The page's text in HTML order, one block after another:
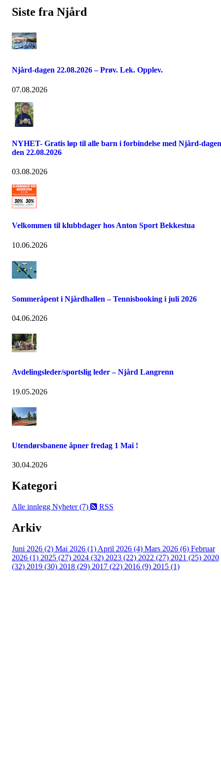
Siste fra Njård
Njård-dagen 22.08.2026 – Prøv. Lek. Opplev.
07.08.2026
NYHET- Gratis løp til alle barn i forbindelse med Njård-dagen
den 22.08.2026
03.08.2026
Velkommen til klubbdager hos Anton Sport Bekkestua
10.06.2026
Sommeråpent i Njårdhallen – Tennisbooking i juli 2026
04.06.2026
Avdelingsleder/sportslig leder – Njård Langrenn
19.05.2026
Utendørsbanene åpner fredag 1 Mai !
30.04.2026
Kategori
Alle innlegg Nyheter (7) RSS
Arkiv
Juni 2026 (2) Mai 2026 (1) April 2026 (4) Mars 2026 (6) Februar
2026 (1) 2025 (27) 2024 (32) 2023 (22) 2022 (27) 2021 (25) 2020
(32) 2019 (30) 2018 (29) 2017 (22) 2016 (9) 2015 (1)